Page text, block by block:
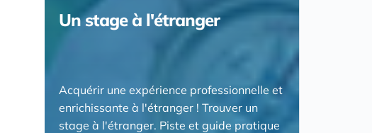
Un stage à l'étranger
Acquérir une expérience professionnelle et
enrichissante à l'étranger ! Trouver un
stage à l'étranger. Piste et guide pratique